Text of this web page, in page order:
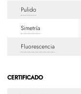
Pulido
Simetría
Fluorescencia
CERTIFICADO